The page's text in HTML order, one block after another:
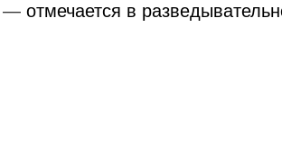
— отмечается в